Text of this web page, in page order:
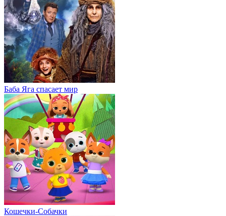
Баба Яга спасает мир
Кошечки-Собачки